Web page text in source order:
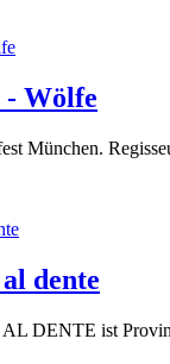
- Wölfe
München.
dente
DENTE ist